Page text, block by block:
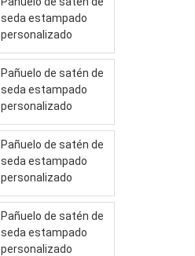
seda estampado
personalizado
Pañuelo de satén de
seda estampado
personalizado
Pañuelo de satén de
seda estampado
personalizado
Pañuelo de satén de
seda estampado
personalizado